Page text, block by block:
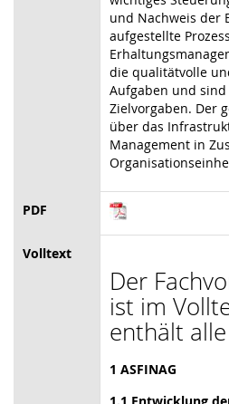
und Nachweis der
aufgestellte
die qualitätvolle
Aufgaben und
Zielvorgaben. Der
über das
Management in
PDF
Volltext
Der
ist im
enthält
1 ASFINAG